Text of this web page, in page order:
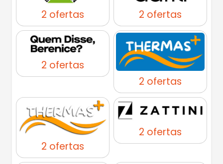
2 ofertas 2 ofertas
2 ofertas
2 ofertas
2 ofertas
2 ofertas